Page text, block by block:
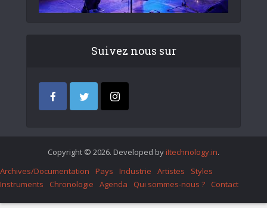
Suivez nous sur
Copyright © 2026. Developed by iItechnology.in.
Archives/Documentation
Pays Industrie Artistes
Styles
Instruments
Chronologie Agenda Qui sommes-nous ? Contact